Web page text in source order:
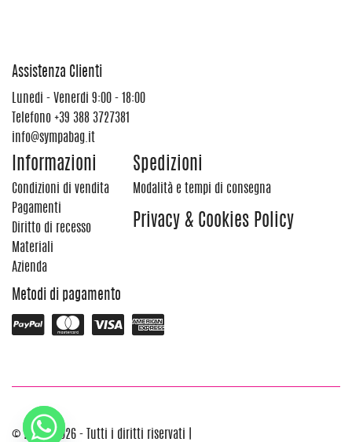
Assistenza Clienti
Lunedi - Venerdi 9:00 - 18:00
Telefono +39 388 3727381
info@sympabag.it
Informazioni
Condizioni di vendita
Pagamenti
Diritto di recesso
Materiali
Azienda
Spedizioni
Modalità e tempi di consegna
Privacy & Cookies Policy
Metodi di pagamento
© 2012 - 2026 - Tutti i diritti riservati |